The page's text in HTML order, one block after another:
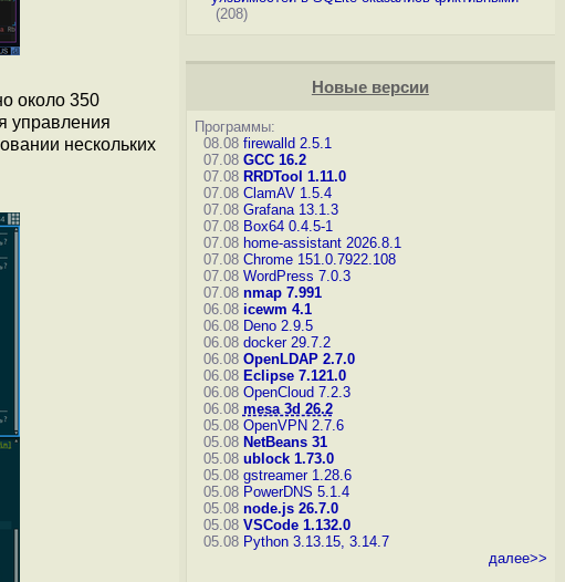
около 350
управления
нескольких
(208)
Новые версии
Программы:
08.08 firewalld 2.5.1
07.08 GCC 16.2
07.08 RRDTool 1.11.0
07.08 ClamAV 1.5.4
07.08 Grafana 13.1.3
07.08 Box64 0.4.5-1
07.08 home-assistant 2026.8.1
07.08 Chrome 151.0.7922.108
07.08 WordPress 7.0.3
07.08 nmap 7.991
06.08 icewm 4.1
06.08 Deno 2.9.5
06.08 docker 29.7.2
06.08 OpenLDAP 2.7.0
06.08 Eclipse 7.121.0
06.08 OpenCloud 7.2.3
06.08 mesa 3d 26.2
05.08 OpenVPN 2.7.6
05.08 NetBeans 31
05.08 ublock 1.73.0
05.08 gstreamer 1.28.6
05.08 PowerDNS 5.1.4
05.08 node.js 26.7.0
05.08 VSCode 1.132.0
05.08 Python 3.13.15, 3.14.7
далее>>